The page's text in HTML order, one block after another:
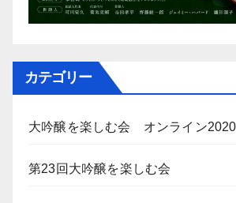
カテゴリー
大吟醸を楽しむ会 オンライン
第23回大吟醸を楽しむ会